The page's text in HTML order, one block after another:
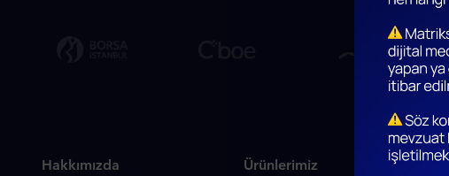
Hakkımızda Ürünlerimiz